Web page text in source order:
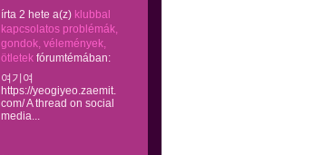
írta 2 hete a(z) klubbal
kapcsolatos problémák,
gondok, vélemények,
ötletek fórumtémában:
여기여
https://yeogiyeo.zaemit.
com/ A thread on social
media...